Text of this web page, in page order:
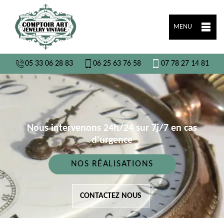
MENU
05 33 06 28 83 06 25 63 76 58 07 78 27 14 81
Nous intervenons 24h/24 sur 7j/7 en cas
d'urgence
NOS RÉALISATIONS
CONTACTEZ NOUS